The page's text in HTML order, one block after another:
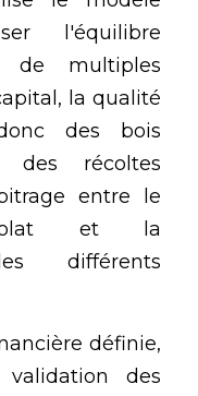
l'équilibre
de multiples
la qualité
des bois
des récoltes
entre le
et la
différents
définie,
des